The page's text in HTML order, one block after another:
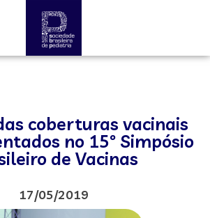
coberturas vacinais
no 15º Simpósio
de Vacinas
17/05/2019